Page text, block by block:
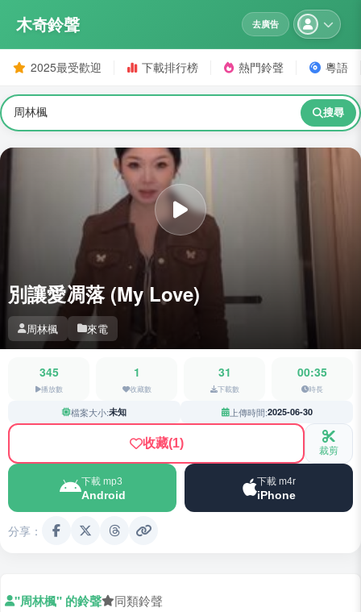
木奇鈴聲 去廣告
2025最受歡迎 下載排行榜 熱門鈴聲 粵語
搜尋
別讓愛凋落 (My Love)
周林楓 來電
345
播放數
1
收藏數
31
下載數
00:35
時長
檔案大小:未知 上傳時間:2025-06-30
收藏(1) 裁剪
下載 mp3
Android
下載 m4r
iPhone
分享：
"周林楓" 的鈴聲 同類鈴聲